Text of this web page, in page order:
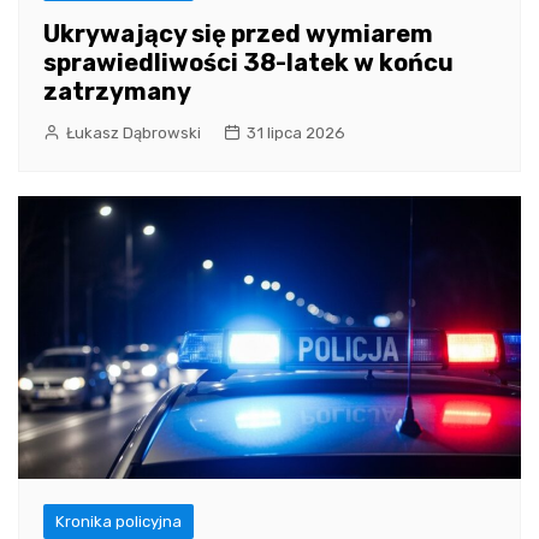
Ukrywający się przed wymiarem
sprawiedliwości 38-latek w końcu
zatrzymany
Łukasz Dąbrowski 31 lipca 2026
Kronika policyjna